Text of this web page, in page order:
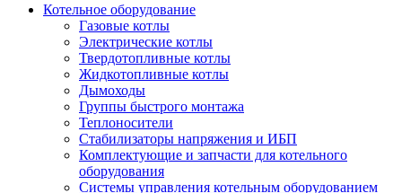
Котельное оборудование
Газовые котлы
Электрические котлы
Твердотопливные котлы
Жидкотопливные котлы
Дымоходы
Группы быстрого монтажа
Теплоносители
Стабилизаторы напряжения и ИБП
Комплектующие и запчасти для котельного
оборудования
Системы управления котельным оборудованием